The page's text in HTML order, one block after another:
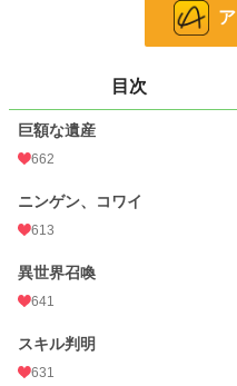
何処からか聞きつけ、金の無心に来
は、誰も知らない土地で一人暮らし
だが、引っ越しを決めた直後、突然
だが、持っていた遺産はそのまま異
ライフを楽しむことにしました。
小説
文字数
初回公開日時
目次
巨額な遺産
662
ニンゲン、コワイ
613
異世界召喚
641
スキル判明
631